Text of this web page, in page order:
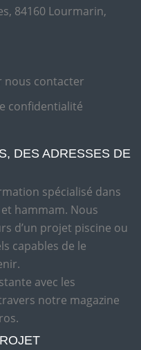
84160 Lourmarin,
nous contacter
confidentialité
DES ADRESSES DE
spécialisé dans
hammam. Nous
d’un projet piscine ou
capables de le
avec les
notre magazine